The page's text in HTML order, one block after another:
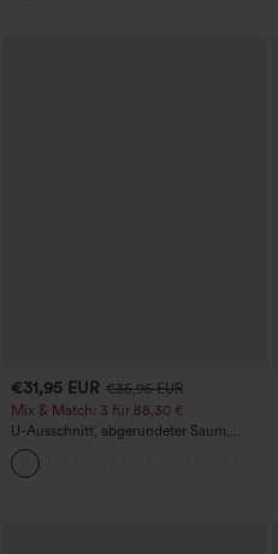
€31,95 EUR €35,95 EUR
Mix & Match: 3 für 88,30 €
U-Ausschnitt, abgerundeter Saum,
InstantCool Yoga-Trägertop – UPF50+